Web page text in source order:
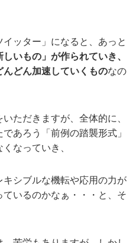
ッター」になると、あっと
しいもの」が作られていき、
どん加速していくものなの
ただきますが、全体的に、
あろう「前例の踏襲形式」
なっていき、
シブルな機転や応用の力が
いるのかなぁ・・・と、そ